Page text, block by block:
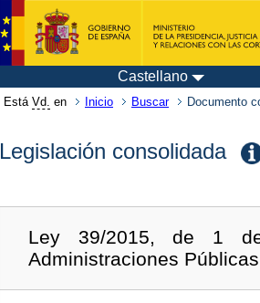
Castellano
Está Vd. en Inicio Buscar Documento
Legislación consolidada
Ley 39/2015, de 1 de
Administraciones